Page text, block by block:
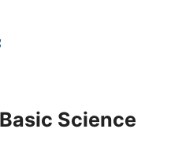
Science